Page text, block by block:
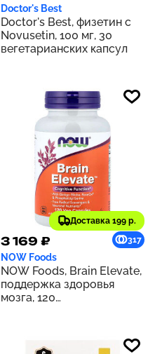
Doctor's Best
Doctor's Best, физетин с
Novusetin, 100 мг, 30
вегетарианских капсул
Доставка 199 р.
3 169 ₽ 317
NOW Foods
NOW Foods, Brain Elevate,
поддержка здоровья
мозга, 120